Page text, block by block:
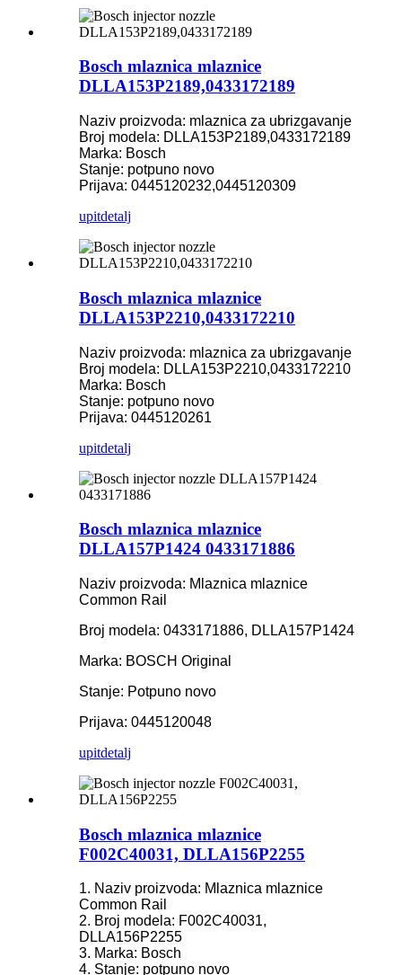
Bosch mlaznica mlaznice
DLLA153P2189,0433172189
Naziv proizvoda: mlaznica za ubrizgavanje
Broj modela: DLLA153P2189,0433172189
Marka: Bosch
Stanje: potpuno novo
Prijava: 0445120232,0445120309
upitdetalj
Bosch mlaznica mlaznice
DLLA153P2210,0433172210
Naziv proizvoda: mlaznica za ubrizgavanje
Broj modela: DLLA153P2210,0433172210
Marka: Bosch
Stanje: potpuno novo
Prijava: 0445120261
upitdetalj
Bosch mlaznica mlaznice
DLLA157P1424 0433171886
Naziv proizvoda: Mlaznica mlaznice
Common Rail
Broj modela: 0433171886, DLLA157P1424
Marka: BOSCH Original
Stanje: Potpuno novo
Prijava: 0445120048
upitdetalj
Bosch mlaznica mlaznice
F002C40031, DLLA156P2255
1. Naziv proizvoda: Mlaznica mlaznice
Common Rail
2. Broj modela: F002C40031,
DLLA156P2255
3. Marka: Bosch
4. Stanje: potpuno novo